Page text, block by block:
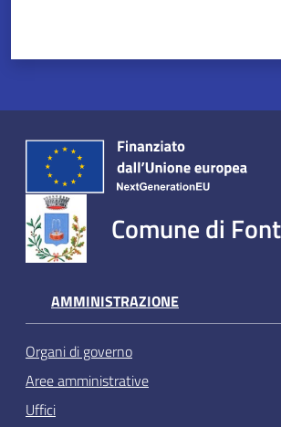
Comune di
AMMINISTRAZIONE
Organi di governo
Aree amministrative
Uffici